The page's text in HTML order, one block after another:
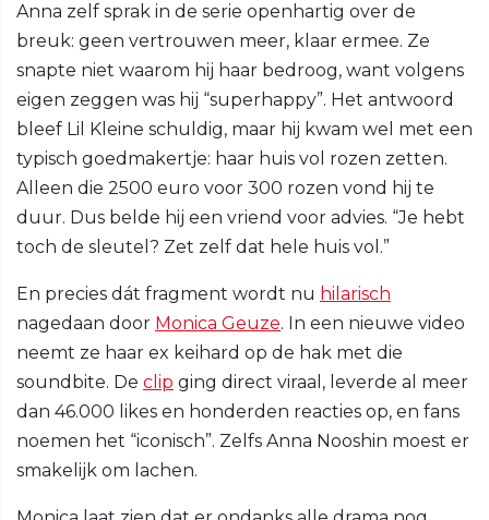
Anna zelf sprak in de serie openhartig over de
breuk: geen vertrouwen meer, klaar ermee. Ze
snapte niet waarom hij haar bedroog, want volgens
eigen zeggen was hij “superhappy”. Het antwoord
bleef Lil Kleine schuldig, maar hij kwam wel met een
typisch goedmakertje: haar huis vol rozen zetten.
Alleen die 2500 euro voor 300 rozen vond hij te
duur. Dus belde hij een vriend voor advies. “Je hebt
toch de sleutel? Zet zelf dat hele huis vol.”
En precies dát fragment wordt nu hilarisch
nagedaan door Monica Geuze. In een nieuwe video
neemt ze haar ex keihard op de hak met die
soundbite. De clip ging direct viraal, leverde al meer
dan 46.000 likes en honderden reacties op, en fans
noemen het “iconisch”. Zelfs Anna Nooshin moest er
smakelijk om lachen.